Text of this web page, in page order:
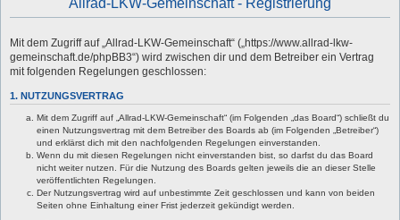
Allrad-LKW-Gemeinschaft - Registrierung
Mit dem Zugriff auf „Allrad-LKW-Gemeinschaft“ („https://www.allrad-lkw-
gemeinschaft.de/phpBB3“) wird zwischen dir und dem Betreiber ein Vertrag
mit folgenden Regelungen geschlossen:
1. NUTZUNGSVERTRAG
Mit dem Zugriff auf „Allrad-LKW-Gemeinschaft“ (im Folgenden „das Board“) schließt du
einen Nutzungsvertrag mit dem Betreiber des Boards ab (im Folgenden „Betreiber“)
und erklärst dich mit den nachfolgenden Regelungen einverstanden.
Wenn du mit diesen Regelungen nicht einverstanden bist, so darfst du das Board
nicht weiter nutzen. Für die Nutzung des Boards gelten jeweils die an dieser Stelle
veröffentlichten Regelungen.
Der Nutzungsvertrag wird auf unbestimmte Zeit geschlossen und kann von beiden
Seiten ohne Einhaltung einer Frist jederzeit gekündigt werden.